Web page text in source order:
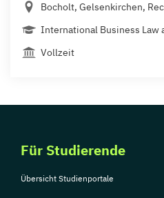
Bocholt, Gelsenkirchen,
International Business Law
Vollzeit
Für Studierende
Übersicht Studienportale